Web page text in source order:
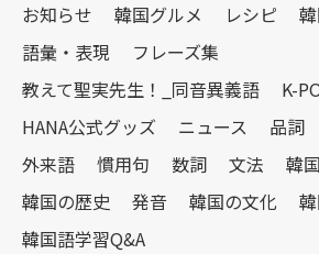
お知らせ 韓国グルメ レシピ
語彙・表現
フレーズ集
教えて聖実先生！_同音異義語
K-
HANA公式グッズ
ニュース 品詞
外来語
慣用句 数詞 文法
韓
韓国の歴史
発音 韓国の文化
韓国語学習Q&A